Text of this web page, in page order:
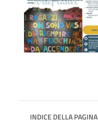
INDICE DELLA PAGINA